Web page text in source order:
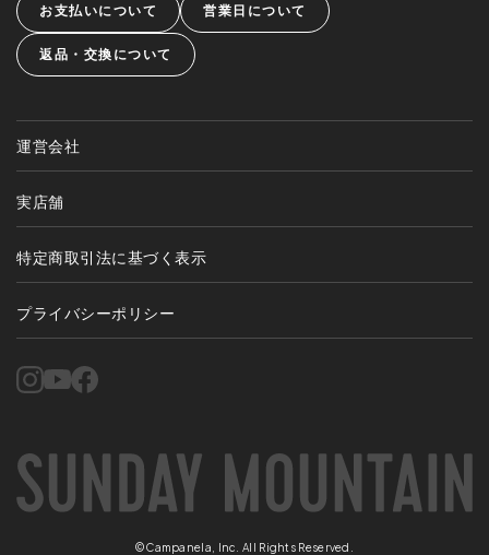
お支払いについて 営業日について
返品・交換について
運営会社
実店舗
特定商取引法に基づく表示
プライバシーポリシー
©Campanela, Inc. All Rights Reserved.